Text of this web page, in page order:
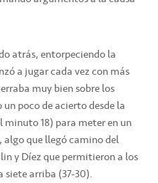
atrás, entorpeciendo la
a jugar cada vez con más
muy bien sobre los
poco de acierto desde la
18) para meter en un
algo que llegó camino del
y Díez que permitieron a los
siete arriba (37-30).